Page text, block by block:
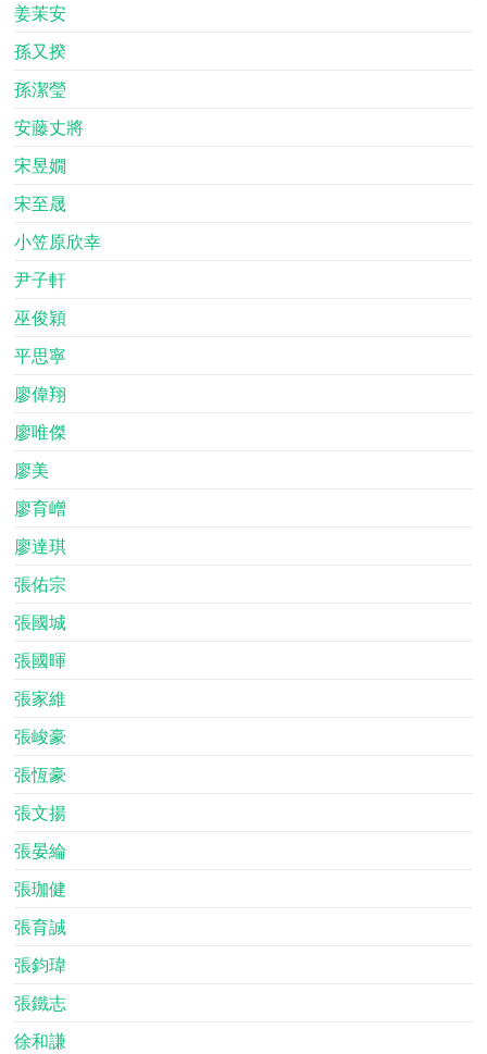
姜茉安
孫又揆
孫潔瑩
安藤丈將
宋昱嫺
宋至晟
小笠原欣幸
尹子軒
巫俊穎
平思寧
廖偉翔
廖唯傑
廖美
廖育嶒
廖達琪
張佑宗
張國城
張國暉
張家維
張峻豪
張恆豪
張文揚
張晏綸
張珈健
張育誠
張鈞瑋
張鐵志
徐和謙